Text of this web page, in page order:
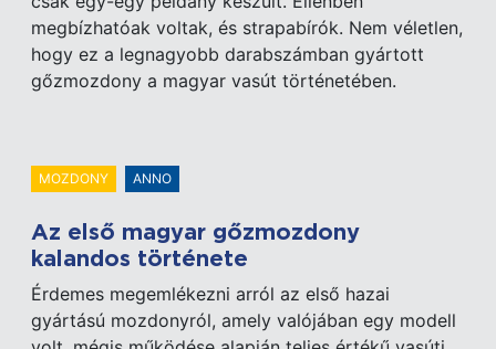
megbízhatóak voltak, és strapabírók. Nem véletlen,
hogy ez a legnagyobb darabszámban gyártott
gőzmozdony a magyar vasút történetében.
MOZDONY ANNO
Az első magyar gőzmozdony
kalandos története
Érdemes megemlékezni arról az első hazai
gyártású mozdonyról, amely valójában egy modell